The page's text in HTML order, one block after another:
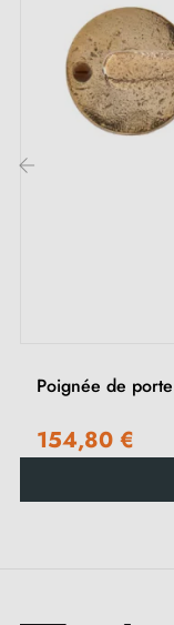
Adaptateurs
Deux tiges
pour la
Poignée de
154,80 €